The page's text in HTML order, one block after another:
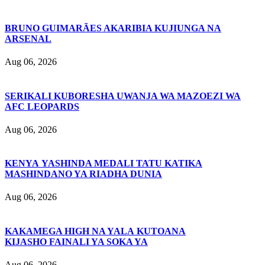
BRUNO GUIMARÃES AKARIBIA KUJIUNGA NA
ARSENAL
Aug 06, 2026
SERIKALI KUBORESHA UWANJA WA MAZOEZI WA
AFC LEOPARDS
Aug 06, 2026
KENYA YASHINDA MEDALI TATU KATIKA
MASHINDANO YA RIADHA DUNIA
Aug 06, 2026
KAKAMEGA HIGH NA YALA KUTOANA
KIJASHO FAINALI YA SOKA YA